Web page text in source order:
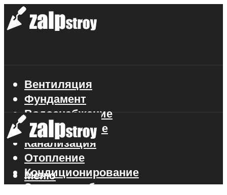
Вентиляция
Фундамент
Водоснабжение
Газоснабжение
Канализация
Отопление
Кондиционирование
Электроснабжение
Меню